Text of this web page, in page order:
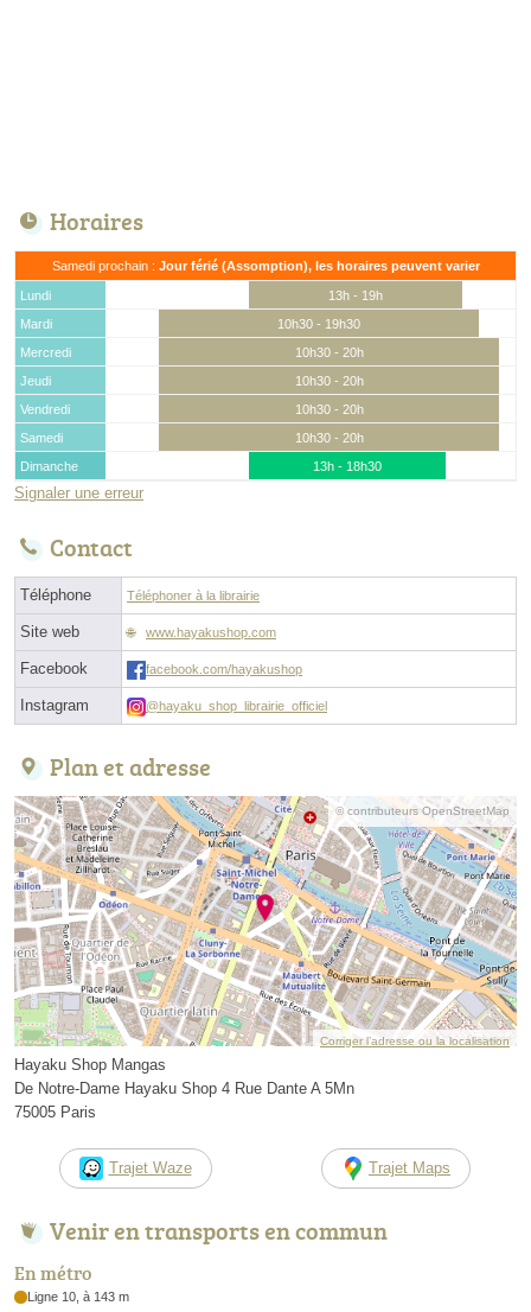
Horaires
Samedi prochain : Jour férié (Assomption), les horaires peuvent varier
Lundi
13h - 19h
Mardi
10h30 - 19h30
Mercredi
10h30 - 20h
Jeudi
10h30 - 20h
Vendredi
10h30 - 20h
Samedi
10h30 - 20h
Dimanche
13h - 18h30
Signaler une erreur
Contact
Téléphone Téléphoner à la librairie
Site web www.hayakushop.com
Facebook facebook.com/hayakushop
Instagram @hayaku_shop_librairie_officiel
Plan et adresse
© contributeurs OpenStreetMap
Corriger l’adresse ou la localisation
Hayaku Shop Mangas
De Notre-Dame Hayaku Shop 4 Rue Dante A 5Mn
75005 Paris
Trajet Waze Trajet Maps
Venir en transports en commun
En métro
Ligne 10, à 143 m